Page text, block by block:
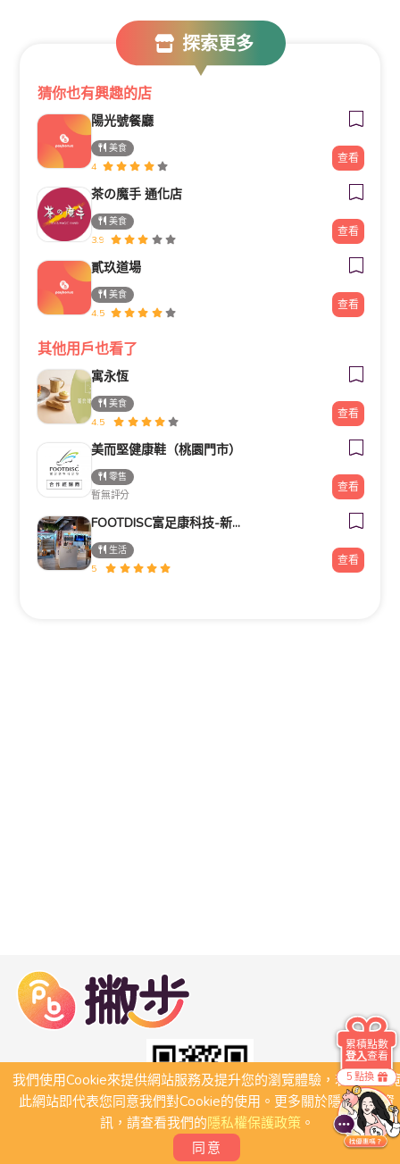
探索更多
猜你也有興趣的店
陽光號餐廳
美食
4
查看
茶の魔手 通化店
美食
3.9
查看
貳玖道場
美食
4.5
查看
其他用戶也看了
寓永恆
美食
4.5
查看
美而堅健康鞋（桃園門市）
零售
暫無評分
查看
FOOTDISC富足康科技-新光三越-西門店
生活
5
查看
我們使用Cookie來提供網站服務及提升您的瀏覽體驗，若繼續瀏
此網站即代表您同意我們對Cookie的使用。更多關於隱私保護資
訊，請查看我們的隱私權保護政策。
同意
5 點換
累積點數
登入查看